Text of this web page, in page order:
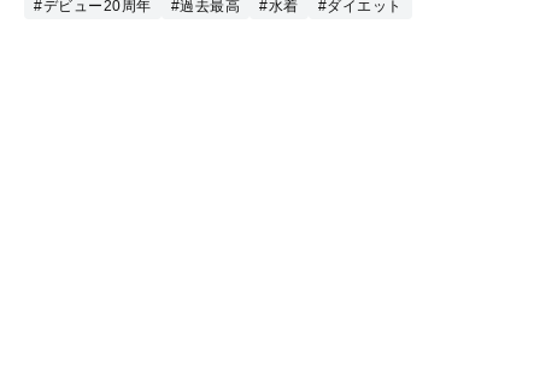
#デビュー20周年
#過去最高 #水着 #ダイエット